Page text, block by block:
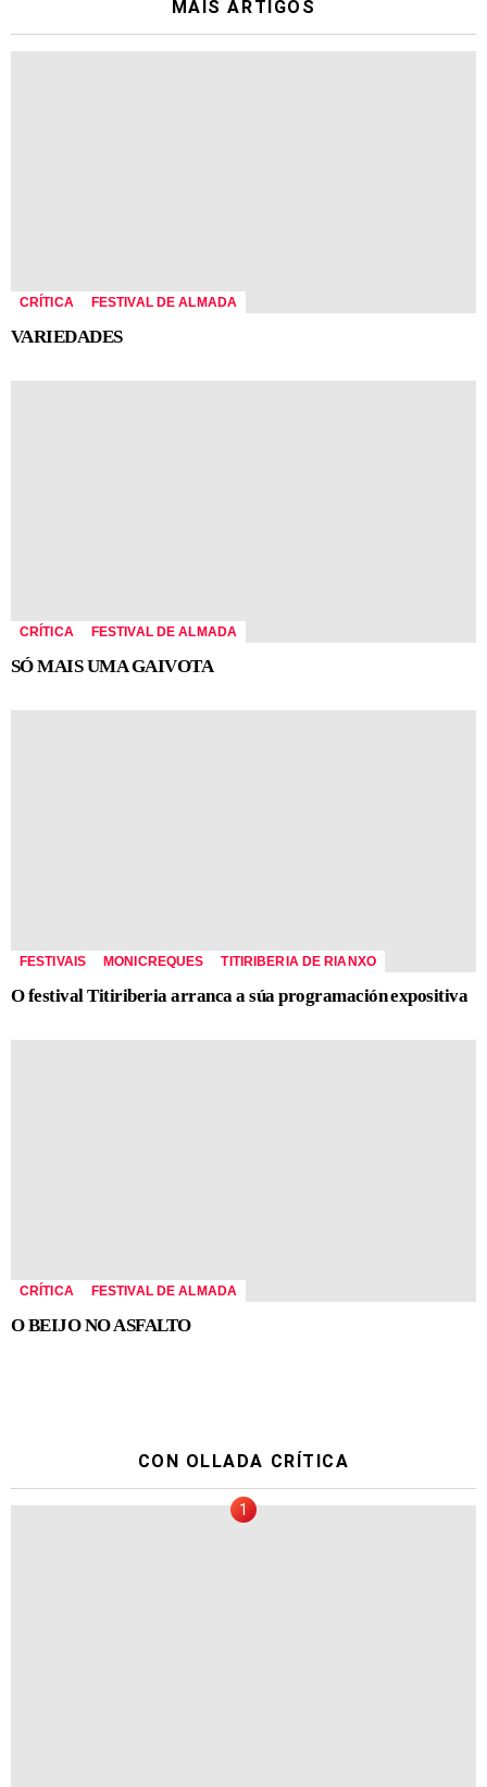
MÁIS ARTIGOS
CRÍTICA FESTIVAL DE ALMADA
VARIEDADES
CRÍTICA FESTIVAL DE ALMADA
SÓ MAIS UMA GAIVOTA
FESTIVAIS MONICREQUES TITIRIBERIA DE RIANXO
O festival Titiriberia arranca a súa programación expositiva
CRÍTICA FESTIVAL DE ALMADA
O BEIJO NO ASFALTO
CON OLLADA CRÍTICA